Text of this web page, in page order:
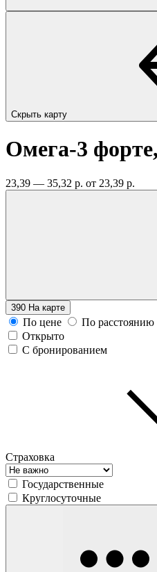
Скрыть карту
Омега-3
23,39 — 35,32 р. от 23,39 р.
390 На карте
По цене
По расстоянию
Открыто
С бронированием
Страховка
Государственные
Круглосуточные